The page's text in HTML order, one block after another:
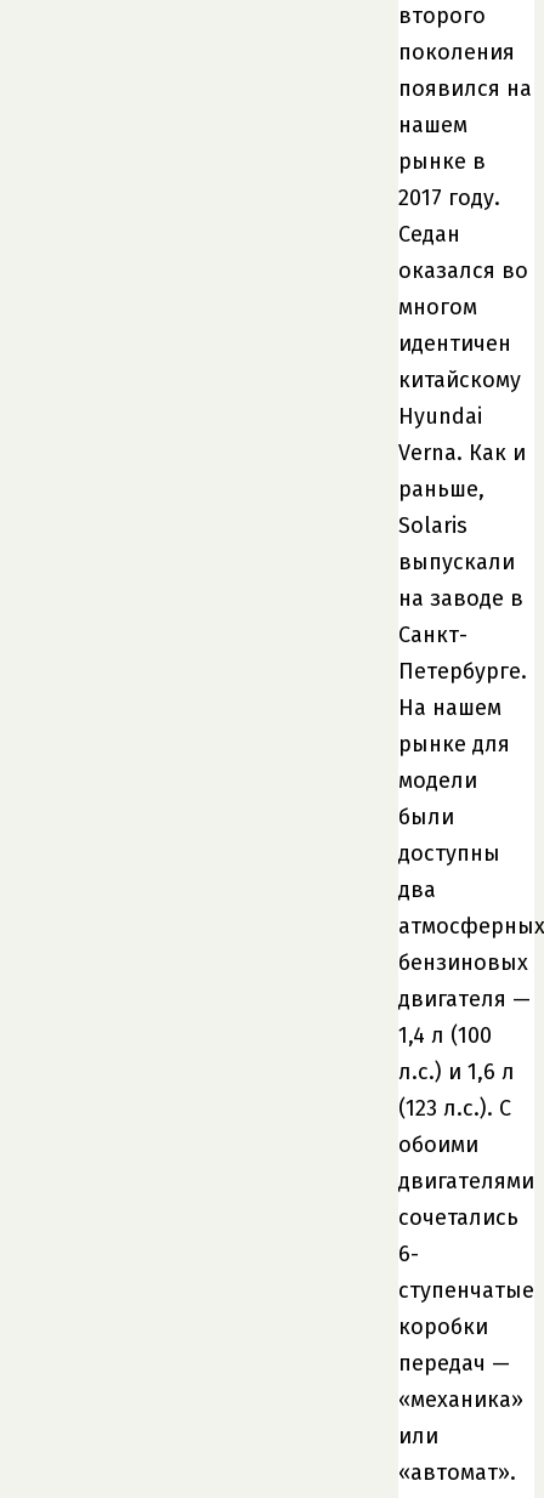
второго
поколения
появился на
нашем
рынке в
2017 году.
Седан
оказался во
многом
идентичен
китайскому
Hyundai
Verna. Как и
раньше,
Solaris
выпускали
на заводе в
Санкт-
Петербурге.
На нашем
рынке для
модели
были
доступны
два
атмосферных
бензиновых
двигателя —
1,4 л (100
л.с.) и 1,6 л
(123 л.с.). С
обоими
двигателями
сочетались
6-
ступенчатые
коробки
передач —
«механика»
или
«автомат».